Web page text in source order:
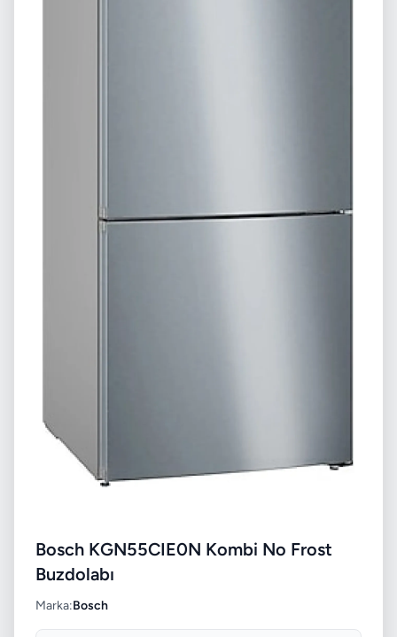
Bosch KGN55CIE0N Kombi No Frost
Buzdolabı
Marka:Bosch